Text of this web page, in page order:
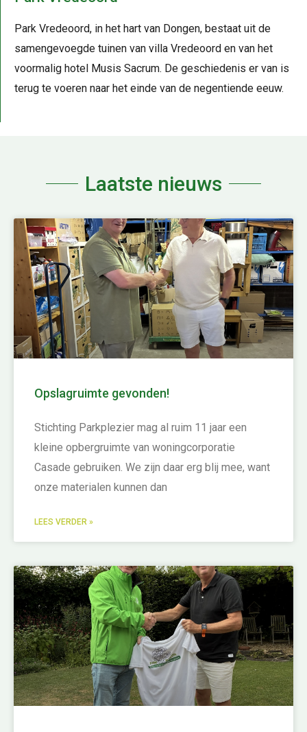
Park Vredeoord, in het hart van Dongen, bestaat uit de
samengevoegde tuinen van villa Vredeoord en van het
voormalig hotel Musis Sacrum. De geschiedenis er van is
terug te voeren naar het einde van de negentiende eeuw.
Laatste nieuws
Opslagruimte gevonden!
Stichting Parkplezier mag al ruim 11 jaar een
kleine opbergruimte van woningcorporatie
Casade gebruiken. We zijn daar erg blij mee, want
onze materialen kunnen dan
LEES VERDER »